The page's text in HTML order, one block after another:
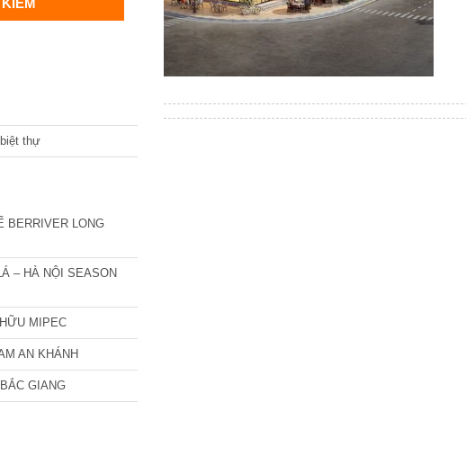
thự
BERRIVER LONG
– HÀ NỘI SEASON
MIPEC
AN KHÁNH
GIANG